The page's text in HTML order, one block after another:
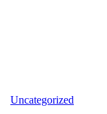
Uncategorized